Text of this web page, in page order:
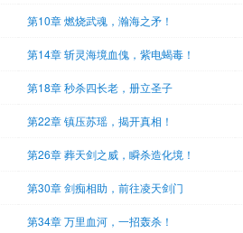
第10章 燃烧武魂，瀚海之矛！
第14章 斩灵海境血傀，紫电蝎毒！
第18章 秒杀四长老，册立圣子
第22章 镇压苏瑶，揭开真相！
第26章 葬天剑之威，瞬杀造化境！
第30章 剑痴相助，前往凌天剑门
第34章 万里血河，一招轰杀！